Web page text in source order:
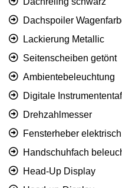
Dachspoiler
Lackierung Metallic
Seitenscheiben getönt
Ambientebeleuchtung
Digitale
Drehzahlmesser
Fensterheber
Handschuhfach
Head-Up Display